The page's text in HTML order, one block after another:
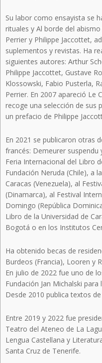
Su labor como ensayista se
rituales y Al borde del
Perrier y Philippe Jaccottet,
suplementos y revistas. Ha
siguientes autores: Arthur
Philippe Jaccottet, Gustave
Klossowski, Fabio Pusterla,
Perrier. En 2007 apareció Le
recoge una selección de sus
un prefacio de Philippe
En 2021 se publicaron otras
francés: Demeurer suspendu
Feria Internacional del Libro
Fundación Neruda (Chile), a
Caracas (Venezuela), al
(Dinamarca), al Festival
Domingo (República
Libro de la Universidad de
Bogotá o en los Institutos
Ha obtenido becas de
Burdeos (Francia), Looren y
En julio de 2022 fue uno de
Fundación Jan Michalski
Desde 2010 publica textos de
Entre 2019 y 2022 fue
Teatro del Ateneo de La
Lengua Castellana y
Santa Cruz de Tenerife.